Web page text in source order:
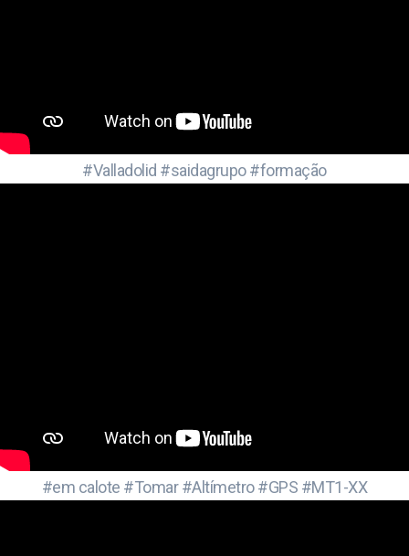
#Valladolid #saidagrupo #formação
#em calote #Tomar #Altímetro #GPS #MT1-XX